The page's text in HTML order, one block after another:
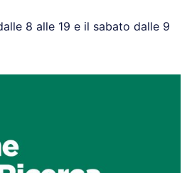
8 alle 19 e il sabato dalle 9